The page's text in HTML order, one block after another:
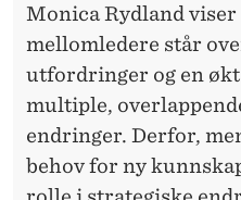
Monica Rydland viser
mellomledere står
utfordringer og en
multiple,
endringer. Derfor,
behov for ny